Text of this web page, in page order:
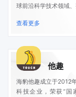
球前沿科学技术领域
MEMS器件研究与
的“一脑一体双翼”功能
查看更多
他趣
海豹他趣成立于2012
科技企业，荣获“国